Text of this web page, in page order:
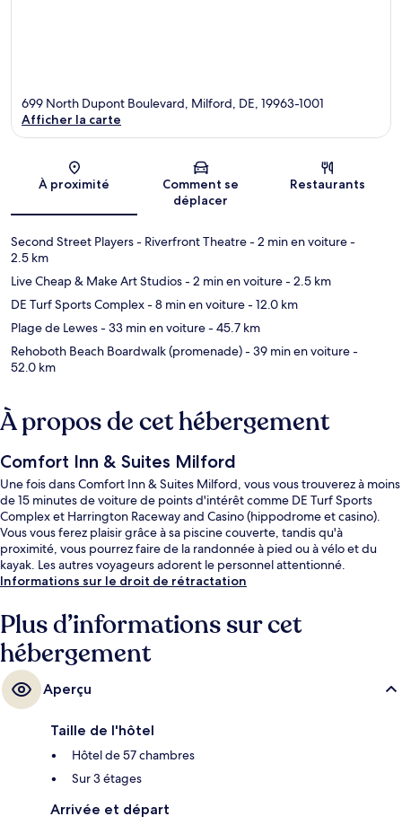
Carte
699 North Dupont Boulevard, Milford, DE, 19963-1001
Afficher la carte
À proximité
Comment se
déplacer
Restaurants
Second Street Players - Riverfront Theatre- 2 min en voiture-
2.5 km
Live Cheap & Make Art Studios- 2 min en voiture- 2.5 km
DE Turf Sports Complex- 8 min en voiture- 12.0 km
Plage de Lewes- 33 min en voiture- 45.7 km
Rehoboth Beach Boardwalk (promenade)- 39 min en voiture-
52.0 km
À propos de cet hébergement
Comfort Inn & Suites Milford
Une fois dans Comfort Inn & Suites Milford, vous vous trouverez à moins
de 15 minutes de voiture de points d'intérêt comme DE Turf Sports
Complex et Harrington Raceway and Casino (hippodrome et casino).
Vous vous ferez plaisir grâce à sa piscine couverte, tandis qu'à
proximité, vous pourrez faire de la randonnée à pied ou à vélo et du
kayak. Les autres voyageurs adorent le personnel attentionné.
Informations sur le droit de rétractation
Plus d’informations sur cet
hébergement
Aperçu
Taille de l'hôtel
Hôtel de 57 chambres
Sur 3 étages
Arrivée et départ